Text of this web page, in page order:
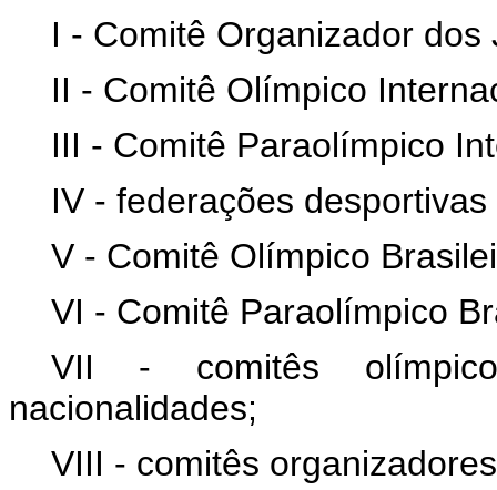
I - Comitê Organizador dos
II - Comitê Olímpico
III - Comitê Paraolímpico
IV - federações
V - Comitê Olímpico
VI - Comitê Paraolímpico
VII - comitês
nacionalidades;
VIII - comitês